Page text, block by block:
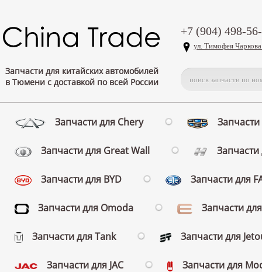
Запчасти для китайских автомобилей
в Тюмени с доставкой по всей России
+7 (904) 498-
ул. Тимофея
Запчасти для Chery
Запчасти для Great Wall
Запчасти для BYD Запчасти для
Запчасти для Omoda Запчасти
Запчасти для Tank Запчасти для
Запчасти для JAC Запчасти для